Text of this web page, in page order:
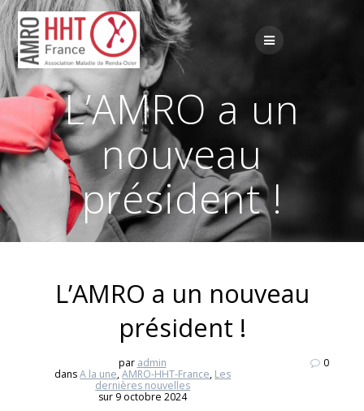
Passer
au
contenu
L’AMRO a un
nouveau
président !
L’AMRO a un nouveau
président !
par admin
dansA la une,AMRO-HHT-France, Les
dernières nouvelles
sur 9 octobre 2024
0